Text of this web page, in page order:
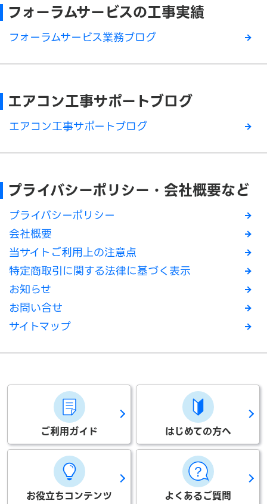
フォーラムサービスの工事実績
フォーラムサービス業務ブログ
エアコン工事サポートブログ
エアコン工事サポートブログ
プライバシーポリシー・会社概要など
プライバシーポリシー
会社概要
当サイトご利用上の注意点
特定商取引に関する法律に基づく表示
お知らせ
お問い合せ
サイトマップ
ご利用ガイド はじめての方へ
お役立ちコンテンツ よくあるご質問